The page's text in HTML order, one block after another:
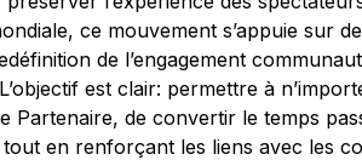
ce mouvement s’appuie sur
de l’engagement
est clair: permettre à
Partenaire, de convertir le temps
en renforçant les liens avec les